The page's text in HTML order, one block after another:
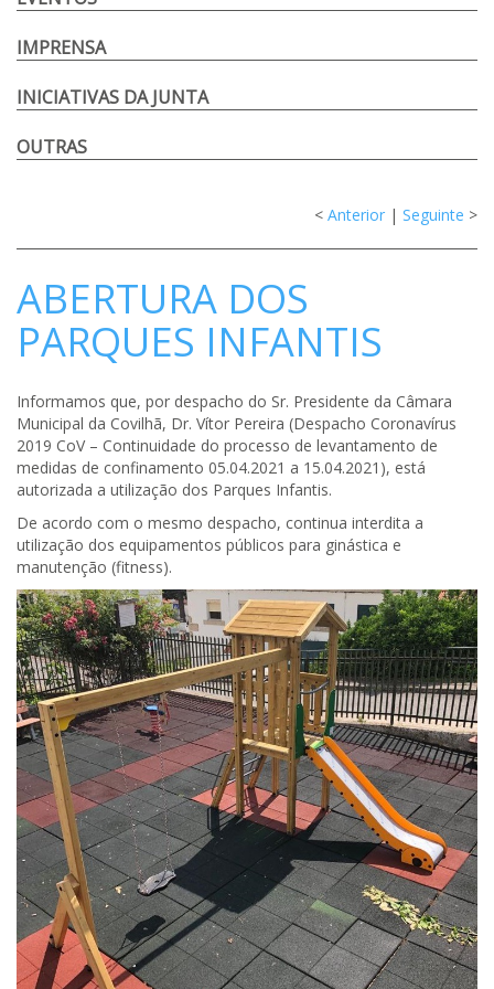
IMPRENSA
INICIATIVAS DA JUNTA
OUTRAS
< Anterior | Seguinte >
ABERTURA DOS
PARQUES INFANTIS
Informamos que, por despacho do Sr. Presidente da Câmara
Municipal da Covilhã, Dr. Vítor Pereira (Despacho Coronavírus
2019 CoV – Continuidade do processo de levantamento de
medidas de confinamento 05.04.2021 a 15.04.2021), está
autorizada a utilização dos Parques Infantis.
De acordo com o mesmo despacho, continua interdita a
utilização dos equipamentos públicos para ginástica e
manutenção (fitness).